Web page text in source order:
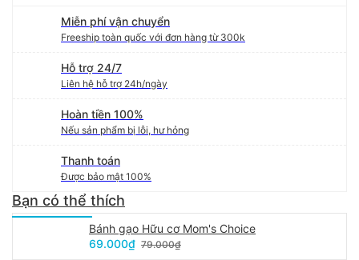
Miễn phí vận chuyển
Freeship toàn quốc với đơn hàng từ 300k
Hỗ trợ 24/7
Liên hệ hỗ trợ 24h/ngày
Hoàn tiền 100%
Nếu sản phẩm bị lỗi, hư hỏng
Thanh toán
Được bảo mật 100%
Bạn có thể thích
Bánh gạo Hữu cơ Mom's Choice
69.000₫ 79.000₫